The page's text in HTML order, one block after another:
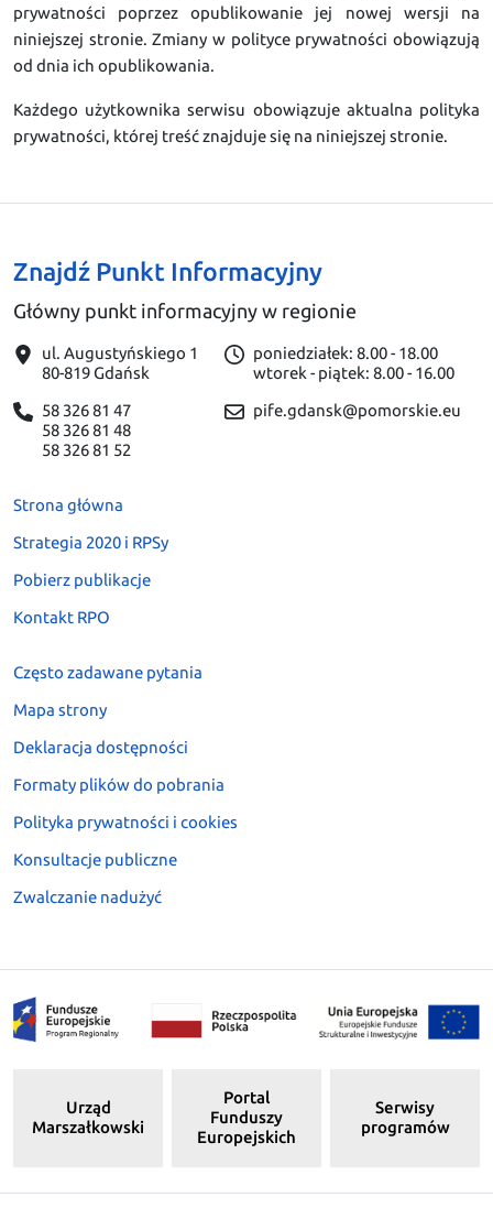
prywatności poprzez opublikowanie jej nowej wersji na
niniejszej stronie. Zmiany w polityce prywatności obowiązują
od dnia ich opublikowania.
Każdego użytkownika serwisu obowiązuje aktualna polityka
prywatności, której treść znajduje się na niniejszej stronie.
Znajdź Punkt Informacyjny
Główny punkt informacyjny w regionie
ul. Augustyńskiego 1
80-819 Gdańsk
58 326 81 47
58 326 81 48
58 326 81 52
poniedziałek: 8.00 - 18.00
wtorek - piątek: 8.00 - 16.00
pife.gdansk@pomorskie.eu
Strona główna
Strategia 2020 i RPSy
Pobierz publikacje
Kontakt RPO
Często zadawane pytania
Mapa strony
Deklaracja dostępności
Formaty plików do pobrania
Polityka prywatności i cookies
Konsultacje publiczne
Zwalczanie nadużyć
Urząd
Marszałkowski
Portal
Funduszy
Europejskich
Serwisy
programów